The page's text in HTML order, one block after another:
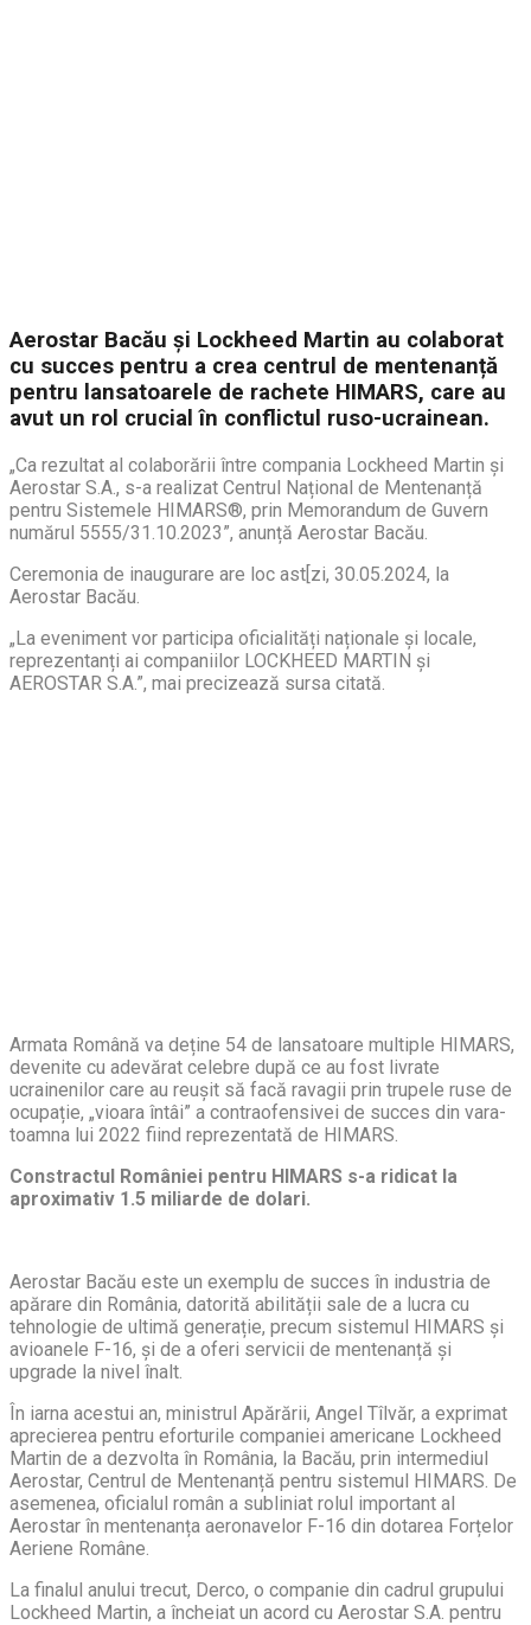
Aerostar Bacău și Lockheed Martin au colaborat
cu succes pentru a crea centrul de mentenanță
pentru lansatoarele de rachete HIMARS, care au
avut un rol crucial în conflictul ruso-ucrainean.
„Ca rezultat al colaborării între compania Lockheed Martin și
Aerostar S.A., s-a realizat Centrul Național de Mentenanță
pentru Sistemele HIMARS®, prin Memorandum de Guvern
numărul 5555/31.10.2023”, anunță Aerostar Bacău.
Ceremonia de inaugurare are loc ast[zi, 30.05.2024, la
Aerostar Bacău.
„La eveniment vor participa oficialități naționale și locale,
reprezentanți ai companiilor LOCKHEED MARTIN și
AEROSTAR S.A.”, mai precizează sursa citată.
Armata Română va deține 54 de lansatoare multiple HIMARS,
devenite cu adevărat celebre după ce au fost livrate
ucrainenilor care au reușit să facă ravagii prin trupele ruse de
ocupație, „vioara întâi” a contraofensivei de succes din vara-
toamna lui 2022 fiind reprezentată de HIMARS.
Constractul României pentru HIMARS s-a ridicat la
aproximativ 1.5 miliarde de dolari.
Aerostar Bacău este un exemplu de succes în industria de
apărare din România, datorită abilității sale de a lucra cu
tehnologie de ultimă generație, precum sistemul HIMARS și
avioanele F-16, și de a oferi servicii de mentenanță și
upgrade la nivel înalt.
În iarna acestui an, ministrul Apărării, Angel Tîlvăr, a exprimat
aprecierea pentru eforturile companiei americane Lockheed
Martin de a dezvolta în România, la Bacău, prin intermediul
Aerostar, Centrul de Mentenanță pentru sistemul HIMARS. De
asemenea, oficialul român a subliniat rolul important al
Aerostar în mentenanța aeronavelor F-16 din dotarea Forțelor
Aeriene Române.
La finalul anului trecut, Derco, o companie din cadrul grupului
Lockheed Martin, a încheiat un acord cu Aerostar S.A. pentru